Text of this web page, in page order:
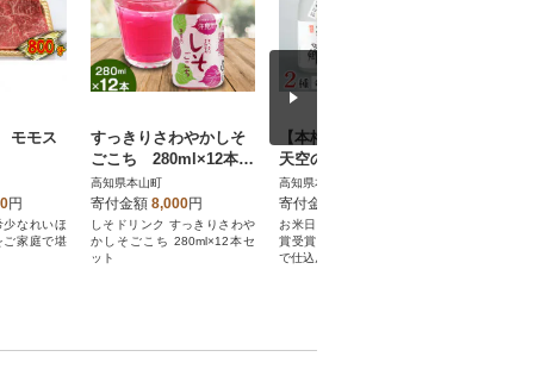
モモス
円
なれいほ
ご家庭で堪
すっきりさわやかしそ
ごこち 280ml×12本セ
ット
高知県本山町
寄付金額 8,000円
しそドリンク すっきりさわや
かしそごこち 280ml×12本セ
ット
【本格米焼酎セット】
天空の郷玄米仕込1本・
白米仕込1本
高知県本山町
寄付金額
お米日本一コンテスト最優秀
賞受賞「土佐天空の郷」中米
で仕込んだ本格焼酎!